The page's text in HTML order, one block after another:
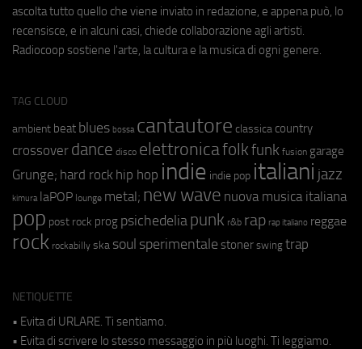
ascolta tutto quello che viene inviato in redazione, e appena può, lo
recensisce, e in alcuni casi, chiede collaborazione agli artisti.
Radiocoop sostiene l'arte, la cultura e la musica di ogni genere.
TAG CLOUD
ambient beat blues bossa cantautore classica country
crossover dance disco elettronicafolkfunk fusion garage
Grunge; hard rock hip hop indie indie pop italiani jazz
kimura laPOP lounge metal; new wave nuova musica italiana
pop post rock prog psichedeliapunk r&b rap rap italiano reggae
rock rockabilly ska soul sperimentale stoner swing trap
NETIQUETTE
• Evita di URLARE. Ti sentiamo.
• Evita di scrivere lo stesso messaggio in più luoghi. Ti leggiamo.